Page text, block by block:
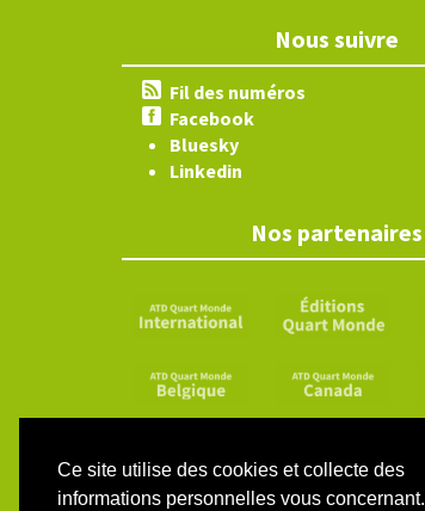
Ce site utilise des cookies et collecte des
informations personnelles vous concernant.
Nous suivre
Fil des numéros
Facebook
Bluesky
Linkedin
Nos partenaires